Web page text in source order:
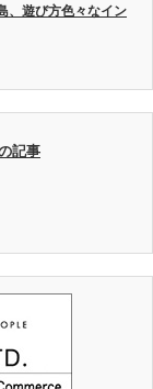
、遊び方色々なイン
記事